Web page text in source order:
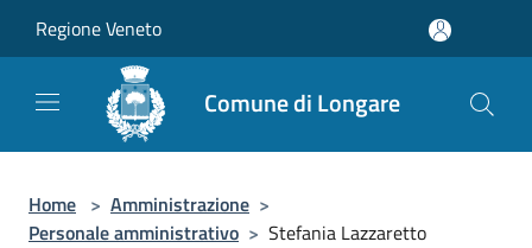
Regione Veneto
Comune di Longare
Home > Amministrazione >
Personale amministrativo > Stefania Lazzaretto